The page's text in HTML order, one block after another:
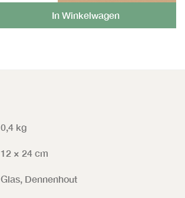
In Winkelwagen
0,4 kg
12 × 24 cm
Glas, Dennenhout